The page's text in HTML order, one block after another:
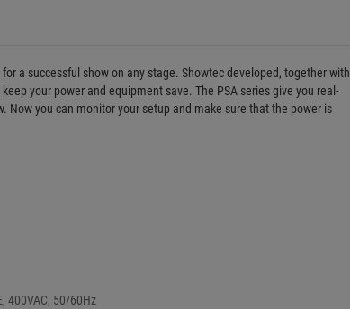
a successful show on any stage. Showtec developed, together with
your power and equipment save. The PSA series give you real-
you can monitor your setup and make sure that the power is
400VAC, 50/60Hz